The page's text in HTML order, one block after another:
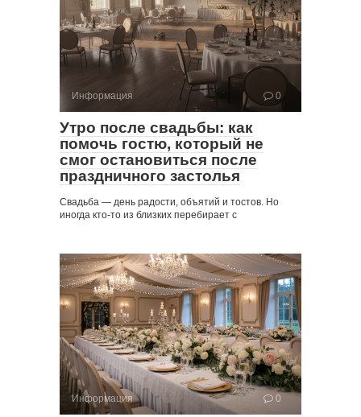
Информация 0
Утро после свадьбы: как
помочь гостю, который не
смог остановиться после
праздничного застолья
Свадьба — день радости, объятий и тостов. Но
иногда кто-то из близких перебирает с
Информация 0